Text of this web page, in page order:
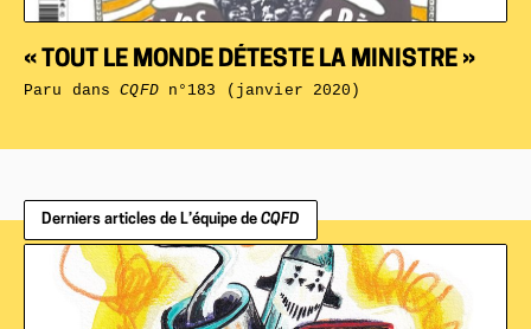
« TOUT LE MONDE DÉTESTE LA MINISTRE »
Paru dansCQFDn°183 (janvier 2020)
Derniers articles de L’équipe de CQFD